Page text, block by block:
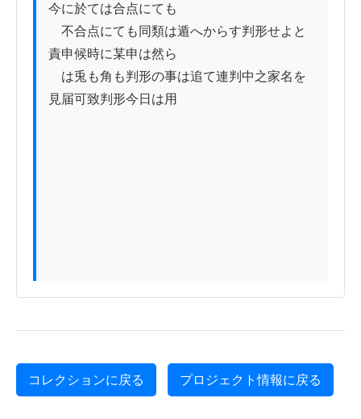
今に於ては合点にても
不合点にても同類は遁へからす判形せよと
責申候時に某申は然ら
は兎も角も判形の事は追て連判中之家名を
見届可致判形今日は用
コレクションに戻る プロジェクト情報に戻る